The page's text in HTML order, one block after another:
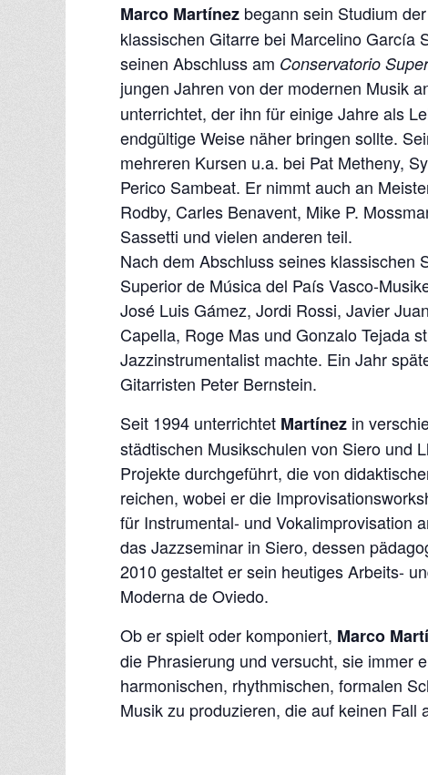
Marco Martínez begann sein Studium der
klassischen Gitarre bei Marcelino García
seinen Abschluss am Conservatorio
jungen Jahren von der modernen Musik
unterrichtet, der ihn für einige Jahre als
endgültige Weise näher bringen sollte.
mehreren Kursen u.a. bei Pat Metheny,
Perico Sambeat. Er nimmt auch an
Rodby, Carles Benavent, Mike P.
Sassetti und vielen anderen teil.
Nach dem Abschluss seines klassischen
Superior de Música del País Vasco-
José Luis Gámez, Jordi Rossi, Javier
Capella, Roge Mas und Gonzalo Tejada
Jazzinstrumentalist machte. Ein Jahr
Gitarristen Peter Bernstein.
Seit 1994 unterrichtet Martínez in
städtischen Musikschulen von Siero und
Projekte durchgeführt, die von
reichen, wobei er die
für Instrumental- und Vokalimprovisation
das Jazzseminar in Siero, dessen
2010 gestaltet er sein heutiges Arbeits-
Moderna de Oviedo.
Ob er spielt oder komponiert, Marco
die Phrasierung und versucht, sie immer
harmonischen, rhythmischen, formalen
Musik zu produzieren, die auf keinen Fall